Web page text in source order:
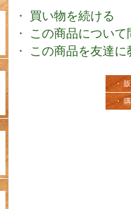
・ 買い物を続ける
・ この商品につい
・ この商品を友達に
・
・